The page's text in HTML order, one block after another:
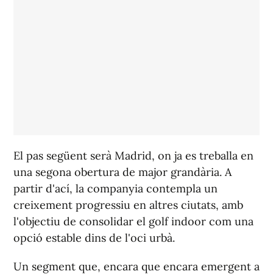
El pas següent serà Madrid, on ja es treballa en
una segona obertura de major grandària. A
partir d'ací, la companyia contempla un
creixement progressiu en altres ciutats, amb
l'objectiu de consolidar el golf indoor com una
opció estable dins de l'oci urbà.
Un segment que, encara que encara emergent a